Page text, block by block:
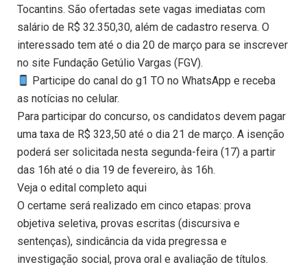
Tocantins. São ofertadas sete vagas imediatas com
salário de R$ 32.350,30, além de cadastro reserva. O
interessado tem até o dia 20 de março para se inscrever
no site Fundação Getúlio Vargas (FGV).
Participe do canal do g1 TO no WhatsApp e receba
as notícias no celular.
Para participar do concurso, os candidatos devem pagar
uma taxa de R$ 323,50 até o dia 21 de março. A isenção
poderá ser solicitada nesta segunda-feira (17) a partir
das 16h até o dia 19 de fevereiro, às 16h.
Veja o edital completo aqui
O certame será realizado em cinco etapas: prova
objetiva seletiva, provas escritas (discursiva e
sentenças), sindicância da vida pregressa e
investigação social, prova oral e avaliação de títulos.